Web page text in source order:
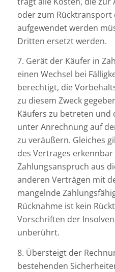
oder zum
aufgewendet werden
Dritten ersetzt werden.
7. Gerät der Käufer in
einen Wechsel bei
berechtigt, die
zu diesem Zweck
Käufers zu betreten und
unter Anrechnung auf
zu veräußern. Gleiches
des Vertrages
Zahlungsanspruch aus
anderen Verträgen mit
mangelnde
Rücknahme ist kein
Vorschriften der
unberührt.
8. Übersteigt der
bestehenden